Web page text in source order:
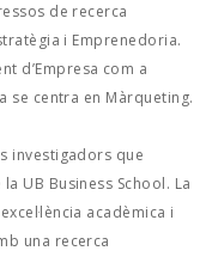
de recerca
i Emprenedoria.
d’Empresa com a
se centra en Màrqueting.
investigadors que
UB Business School. La
acadèmica i
una recerca